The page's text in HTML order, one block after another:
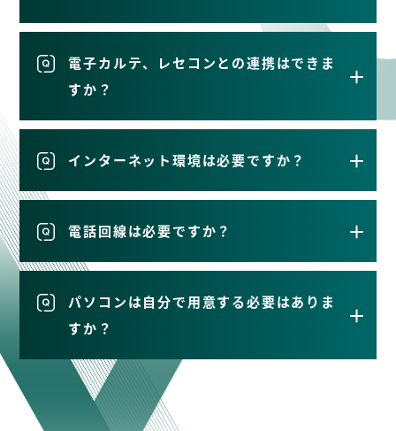
電子カルテ、レセコンとの連携はできま
すか？
インターネット環境は必要ですか？
電話回線は必要ですか？
パソコンは自分で用意する必要はありま
すか？